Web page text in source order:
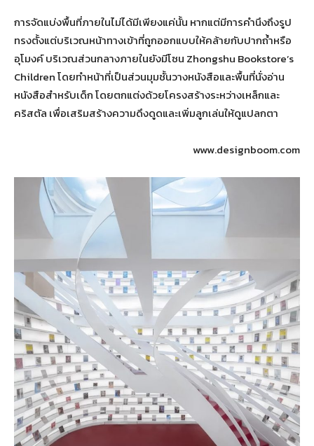
การจัดแบ่งพื้นที่ภายในไม่ได้มีเพียงแค่นั้น หากแต่มีการคำนึงถึงรูป
ทรงตั้งแต่บริเวณหน้าทางเข้าที่ถูกออกแบบให้คล้ายกับปากถ้ำหรือ
อุโมงค์ บริเวณส่วนกลางภายในยังมีโซน Zhongshu Bookstore’s
Children โดยทำหน้าที่เป็นส่วนมุมชั้นวางหนังสือและพื้นที่นั่งอ่าน
หนังสือสำหรับเด็ก โดยตกแต่งด้วยโครงสร้างระหว่างเหล็กและ
คริสตัล เพื่อเสริมสร้างความดึงดูดและเพิ่มลูกเล่นให้ดูแปลกตา
www.designboom.com